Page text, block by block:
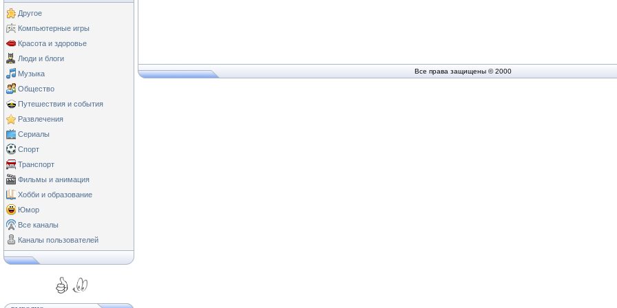
Другое
Компьютерные игры
Красота и здоровье
Люди и блоги
Музыка
Общество
Путешествия и события
Развлечения
Сериалы
Спорт
Транспорт
Фильмы и анимация
Хобби и образование
Юмор
Все каналы
Каналы пользователей
Все права защищены © 2000